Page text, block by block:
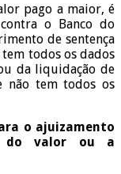
pago a maior, é
o Banco do
de sentença
todos os dados
da liquidação de
não tem todos os
o ajuizamento
do valor ou a